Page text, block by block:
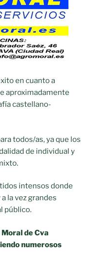
en cuanto a
aproximadamente
castellano-
todos/as, ya que los
de individual y
intensos donde
la vez grandes
público.
de Cva
numerosos